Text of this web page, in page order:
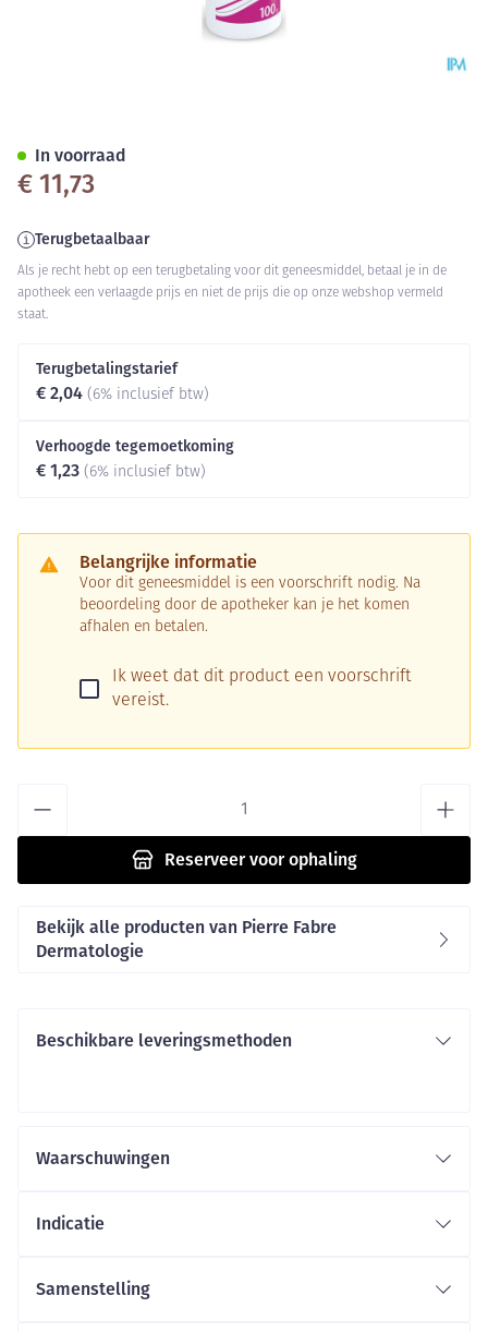
€ 11,73
Terugbetaalbaar
Als je recht hebt op een terugbetaling voor dit geneesmiddel, betaal je in de
apotheek een verlaagde prijs en niet de prijs die op onze webshop vermeld
staat.
Terugbetalingstarief
€ 2,04 (6% inclusief btw)
Verhoogde tegemoetkoming
€ 1,23 (6% inclusief btw)
Belangrijke informatie
Voor dit geneesmiddel is een voorschrift nodig. Na
beoordeling door de apotheker kan je het komen
afhalen en betalen.
Ik weet dat dit product een voorschrift
vereist.
Reserveervoor ophaling
In voorraad
Bekijk alle producten van Pierre Fabre
Dermatologie
Beschikbare leveringsmethoden
Waarschuwingen
Indicatie
Samenstelling